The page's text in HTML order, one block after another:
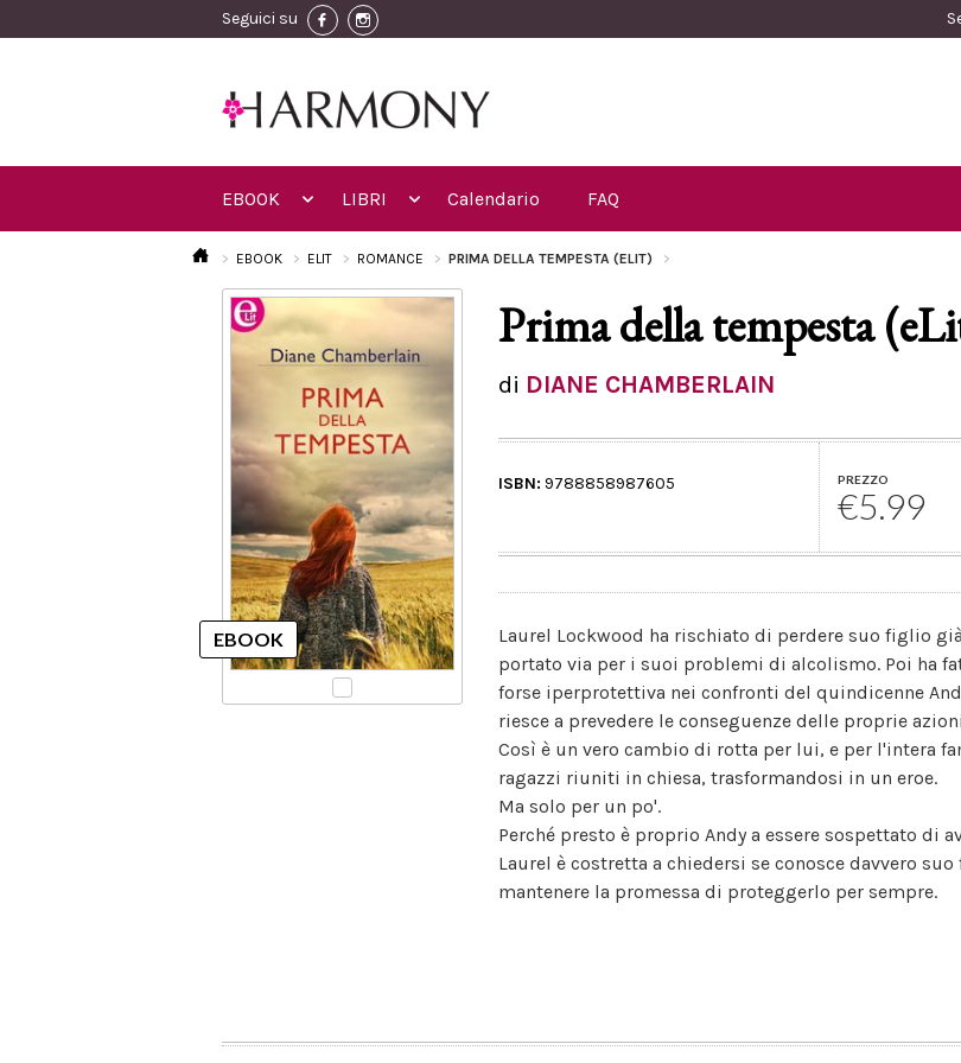
Seguici su
EBOOK LIBRI Calendario FAQ
EBOOK ELIT ROMANCE PRIMA DELLA TEMPESTA (ELIT)
Prima della tempesta
di DIANE CHAMBERLAIN
ISBN: 9788858987605 PREZZO
€5.99
Laurel Lockwood ha rischiato di perdere suo figlio
portato via per i suoi problemi di alcolismo. Poi ha
forse iperprotettiva nei confronti del quindicenne
riesce a prevedere le conseguenze delle proprie
Così è un vero cambio di rotta per lui, e per l'intera
ragazzi riuniti in chiesa, trasformandosi in un eroe.
Ma solo per un po'.
Perché presto è proprio Andy a essere sospettato di
Laurel è costretta a chiedersi se conosce davvero
mantenere la promessa di proteggerlo per sempre.